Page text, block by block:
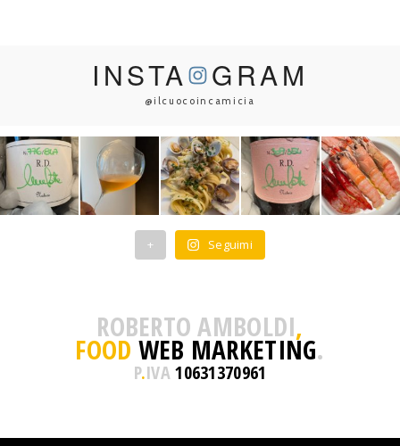
INSTA GRAM
@ilcuocoincamicia
+ Seguimi
ROBERTO AMBOLDI,
FOOD WEB MARKETING.
P.IVA10631370961